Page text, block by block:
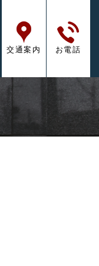
交通案内 お電話